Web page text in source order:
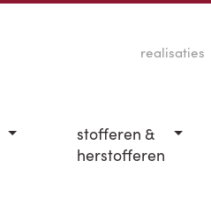
realisaties
stofferen &
herstofferen